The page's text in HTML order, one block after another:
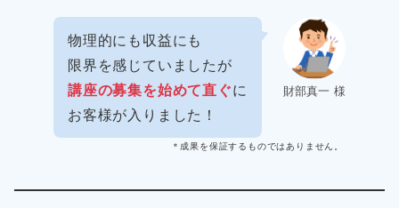
財部真一 様
物理的にも収益にも
限界を感じていましたが
講座の募集を始めて直ぐに
お客様が入りました！
＊成果を保証するものではありません。